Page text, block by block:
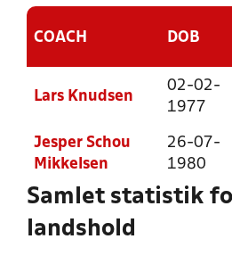
COACH DOB
Lars Knudsen
02-02-
1977
Jesper Schou
Mikkelsen
26-07-
1980
Samlet statistik
landshold